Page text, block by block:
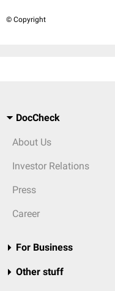
© Copyright
DocCheck
About Us
Investor Relations
Press
Career
For Business
Other stuff